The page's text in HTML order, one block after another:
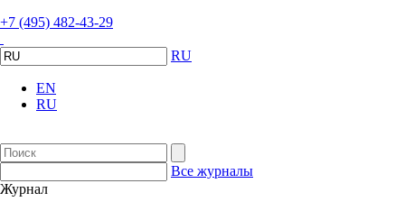
+7 (495) 482-43-29
RU
EN
RU
Все журналы
Журнал